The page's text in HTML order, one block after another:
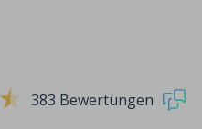
383 Bewertungen